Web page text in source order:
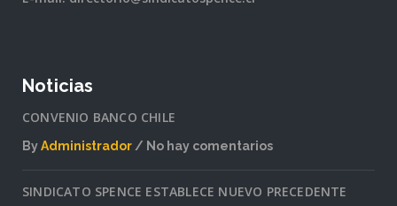
Noticias
CONVENIO BANCO CHILE
ByAdministrador
No hay comentarios
BANCO
SINDICATO SPENCE ESTABLECE NUEVO PRECEDENTE